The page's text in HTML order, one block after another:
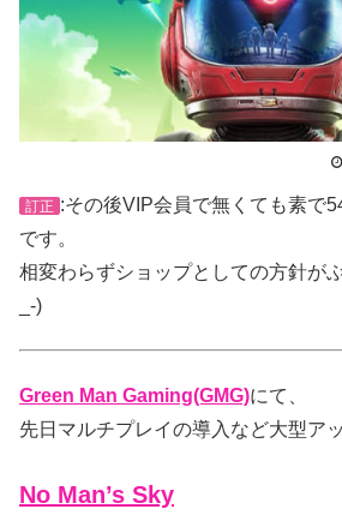
訂正 :その後VIP会員で無くても素で
です。
相変わらずショップとしての方針が
_-)
Green Man Gaming(GMG)にて、
先日マルチプレイの導入など大型ア
No Man’s Sky